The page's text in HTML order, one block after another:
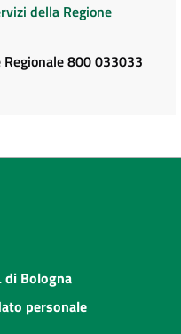
della Regione
800 033033
di Bologna
personale